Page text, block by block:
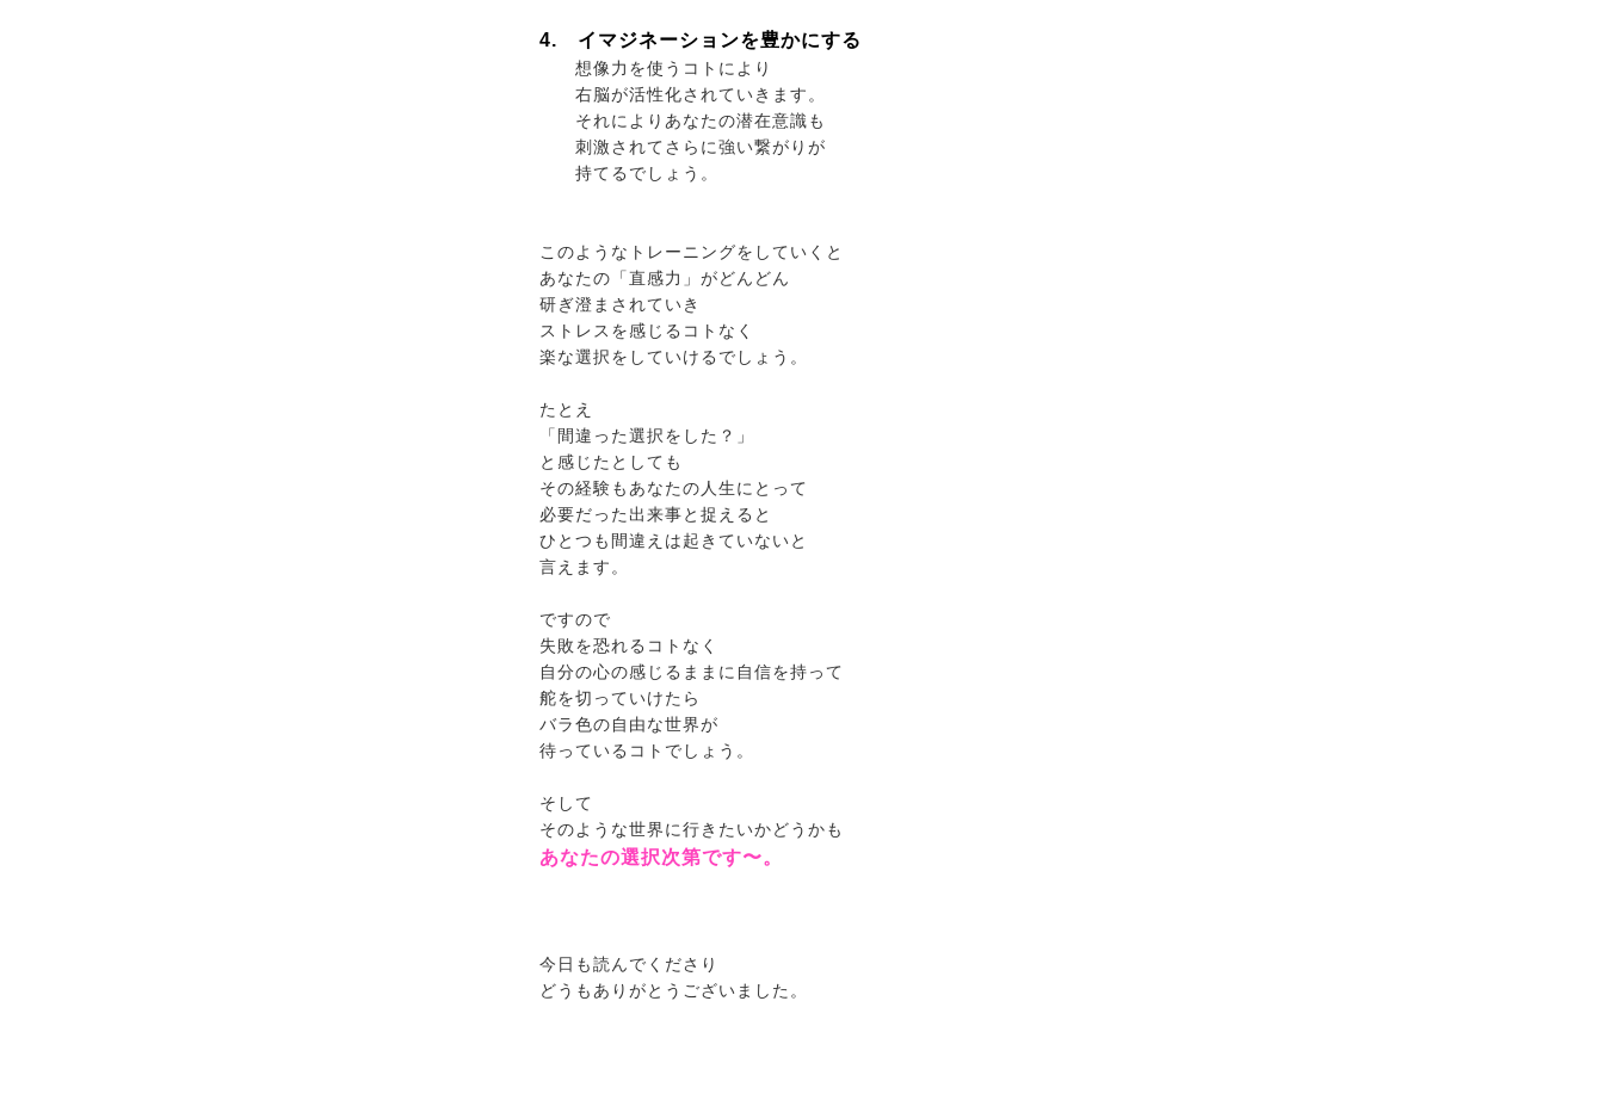
4. イマジネーションを豊かにする
想像力を使うコトにより
右脳が活性化されていきます。
それによりあなたの潜在意識も
刺激されてさらに強い繋がりが
持てるでしょう。
このようなトレーニングをしていくと
あなたの「直感力」がどんどん
研ぎ澄まされていき
ストレスを感じるコトなく
楽な選択をしていけるでしょう。
たとえ
「間違った選択をした？」
と感じたとしても
その経験もあなたの人生にとって
必要だった出来事と捉えると
ひとつも間違えは起きていないと
言えます。
ですので
失敗を恐れるコトなく
自分の心の感じるままに自信を持って
舵を切っていけたら
バラ色の自由な世界が
待っているコトでしょう。
そして
そのような世界に行きたいかどうかも
あなたの選択次第です〜。
今日も読んでくださり
どうもありがとうございました。